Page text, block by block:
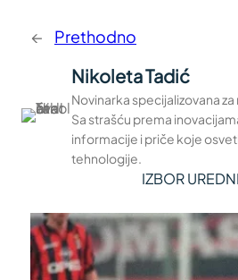
← Prethodno
Nikoleta Tadić
Novinarka specijalizovana
Sa strašću prema
informacije i priče koje
tehnologije.
IZBOR